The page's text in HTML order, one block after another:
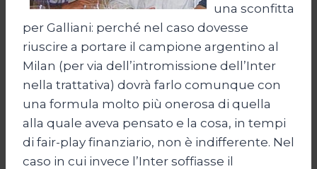
una sconfitta
per Galliani: perché nel caso dovesse
riuscire a portare il campione argentino al
Milan (per via dell’intromissione dell’Inter
nella trattativa) dovrà farlo comunque con
una formula molto più onerosa di quella
alla quale aveva pensato e la cosa, in tempi
di fair-play finanziario, non è indifferente. Nel
caso in cui invece l’Inter soffiasse il